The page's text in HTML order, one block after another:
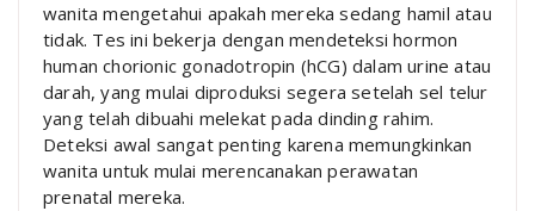
wanita mengetahui apakah mereka sedang hamil atau
tidak. Tes ini bekerja dengan mendeteksi hormon
human chorionic gonadotropin (hCG) dalam urine atau
darah, yang mulai diproduksi segera setelah sel telur
yang telah dibuahi melekat pada dinding rahim.
Deteksi awal sangat penting karena memungkinkan
wanita untuk mulai merencanakan perawatan
prenatal mereka.